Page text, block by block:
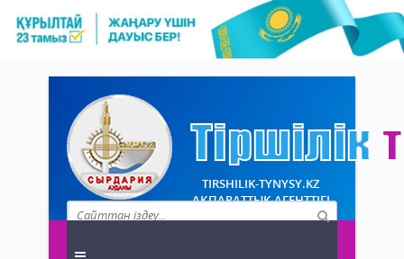
TIRSHILIK-TYNYSY.KZ
АҚПАРАТТЫҚ АГЕНТТІГІ